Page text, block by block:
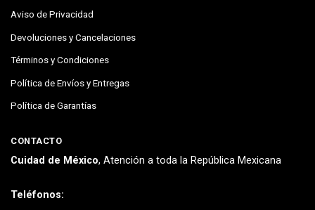
Aviso de Privacidad
Devoluciones y Cancelaciones
Términos y Condiciones
Política de Envíos y Entregas
Política de Garantías
CONTACTO
Cuidad de México, Atención a toda la República Mexicana
Teléfonos: